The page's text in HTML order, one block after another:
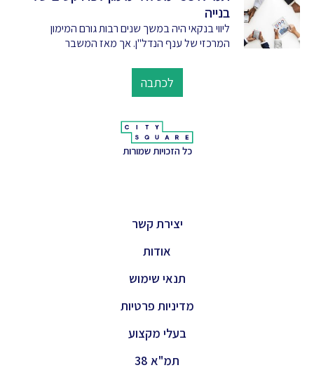
בנייה
ליווי בנקאי היה במשך שנים רבות גורם המימון
המרכזי של ענף הנדל"ן. אך מאז המשבר
לכתבה
כל הזכויות שמורות
יצירת קשר
אודות
תנאי שימוש
מדיניות פרטיות
בעלי מקצוע
תמ"א 38